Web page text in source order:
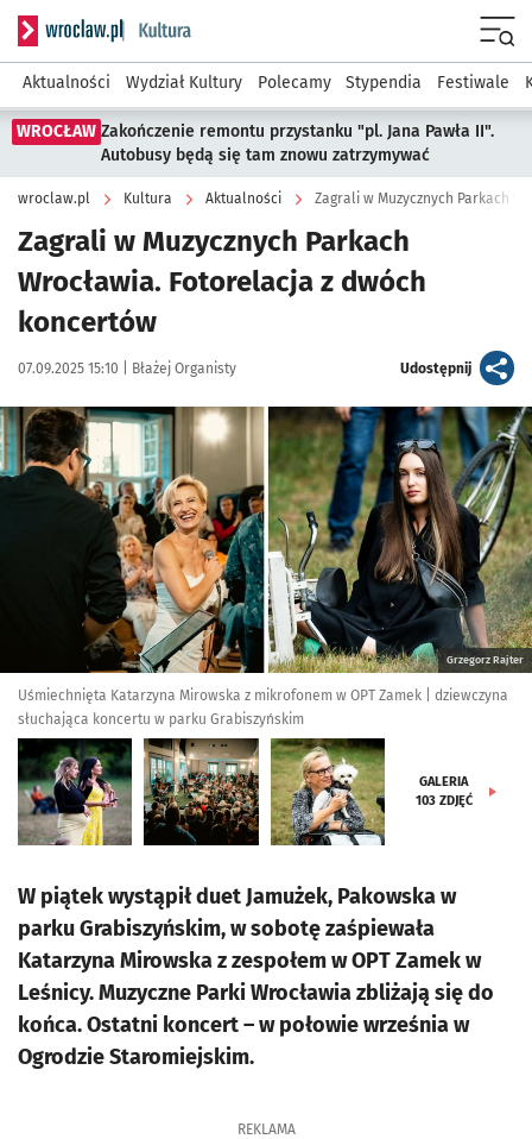
Serwis informacyjny wroclaw.pl podserwis: Kultura
Aktualności Wydział Kultury Polecamy Stypendia Festiwale
WROCŁAW Zakończenie remontu przystanku "pl. Jana Pawła II".
Autobusy będą się tam znowu zatrzymywać
wroclaw.pl Kultura Aktualności Zagrali w Muzycznych Parkach
Zagrali w Muzycznych Parkach
Wrocławia. Fotorelacja z dwóch
koncertów
Data publikacji:
07.09.2025 15:10 | Autor:
Błażej Organisty Udostępnijartykuł
Kliknij, aby zobaczyć galerię
Grzegorz Rajter
Uśmiechnięta Katarzyna Mirowska z mikrofonem w OPT Zamek | dziewczyna
słuchająca koncertu w parku Grabiszyńskim
GALERIA
103 ZDJĘĆ
W piątek wystąpił duet Jamużek, Pakowska w
parku Grabiszyńskim, w sobotę zaśpiewała
Katarzyna Mirowska z zespołem w OPT Zamek w
Leśnicy. Muzyczne Parki Wrocławia zbliżają się do
końca. Ostatni koncert – w połowie września w
Ogrodzie Staromiejskim.
REKLAMA